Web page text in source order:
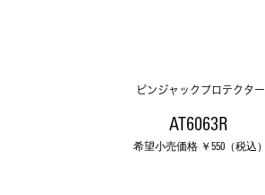
ピンジャックプロテクター
AT6063R
希望小売価格 ￥ 550 （税込）